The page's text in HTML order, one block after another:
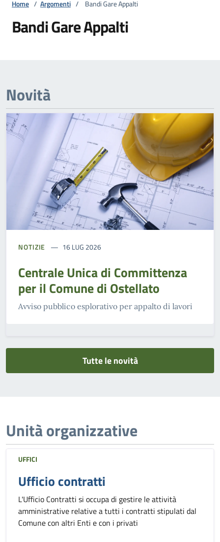
Home / Argomenti / Bandi Gare Appalti
Bandi Gare Appalti
Novità
NOTIZIE 16 LUG 2026
Centrale Unica di Committenza
per il Comune di Ostellato
Avviso pubblico esplorativo per appalto di lavori
Tutte le novità
Unità organizzative
UFFICI
Ufficio contratti
L'Ufficio Contratti si occupa di gestire le attività
amministrative relative a tutti i contratti stipulati dal
Comune con altri Enti e con i privati